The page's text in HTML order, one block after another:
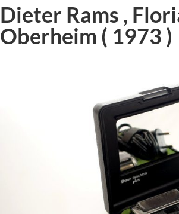
Dieter Rams ,
Oberheim ( 1973 )